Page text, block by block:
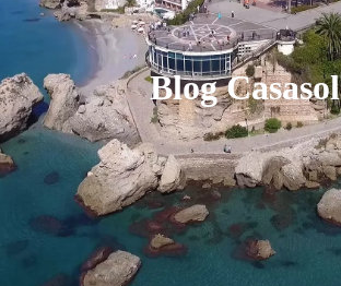
Blog Casasol